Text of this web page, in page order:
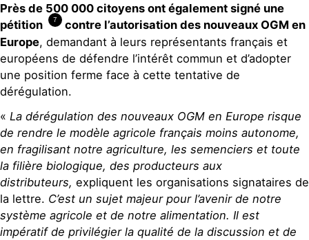
Près de 500 000 citoyens ont également signé une
pétition
7
contre l’autorisation des nouveaux OGM en
Europe, demandant à leurs représentants français et
européens de défendre l’intérêt commun et d’adopter
une position ferme face à cette tentative de
dérégulation.
« La dérégulation des nouveaux OGM en Europe risque
de rendre le modèle agricole français moins autonome,
en fragilisant notre agriculture, les semenciers et toute
la filière biologique, des producteurs aux
distributeurs, expliquent les organisations signataires de
la lettre. C’est un sujet majeur pour l’avenir de notre
système agricole et de notre alimentation. Il est
impératif de privilégier la qualité de la discussion et de